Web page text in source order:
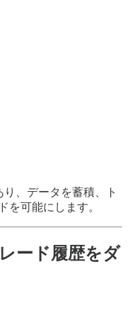
、データを蓄積、ト
を可能にします。
ード履歴をダ